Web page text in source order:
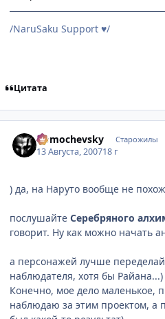
/NaruSaku Support ♥/
Цитата
Domochevsky Старожилы
13 Августа, 200718 г
) да, на Наруто вообще не
послушайте Серебряного
говорит. Ну как можно начать
а персонажей лучше
наблюдателя, хотя бы
Конечно, мое дело маленькое,
наблюдаю за этим проектом, а